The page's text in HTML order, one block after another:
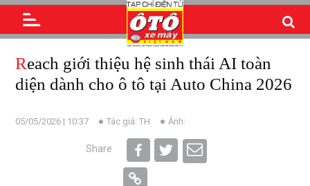
Reach giới thiệu hệ sinh thái AI toàn
diện dành cho ô tô tại Auto China 2026
05/05/2026 | 10:37 Tác giả: TH Ảnh:
Share